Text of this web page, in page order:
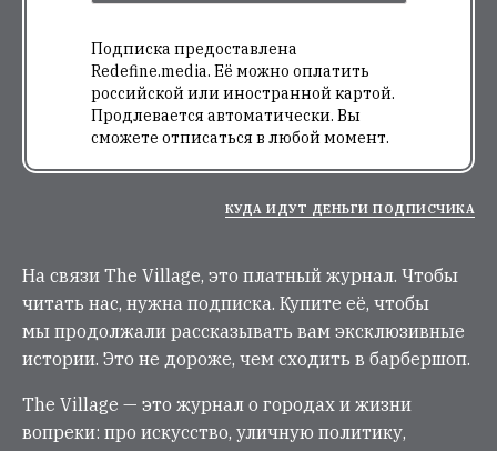
Подписка предоставлена
Redefine.media. Её можно оплатить
российской или иностранной картой.
Продлевается автоматически. Вы
сможете отписаться в любой момент.
КУДА ИДУТ ДЕНЬГИ ПОДПИСЧИКА
На связи The Village, это платный журнал. Чтобы
читать нас, нужна подписка. Купите её, чтобы
мы продолжали рассказывать вам эксклюзивные
истории. Это не дороже, чем сходить в барбершоп.
The Village — это журнал о городах и жизни
вопреки: про искусство, уличную политику,